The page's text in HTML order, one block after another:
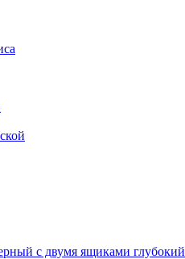
с двумя ящиками глубокий